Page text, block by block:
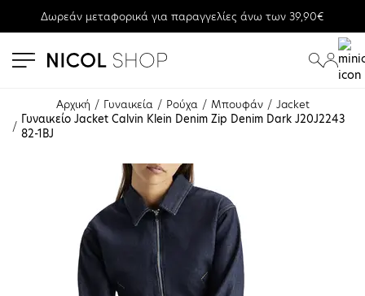
Δωρεάν μεταφορικά για παραγγελίες άνω των 39,90€
Αρχική Γυναικεία Ρούχα Μπουφάν
Jacket
Γυναικείο Jacket Calvin Klein Denim Zip Denim Dark J20J2243
82-1BJ